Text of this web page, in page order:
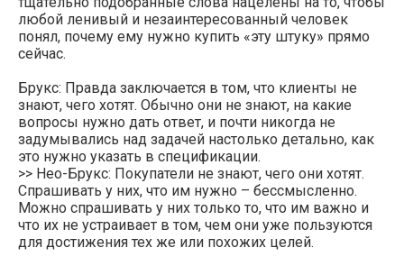
любой ленивый и незаинтересованный человек
понял, почему ему нужно купить «эту штуку» прямо
сейчас.
Брукс: Правда заключается в том, что клиенты не
знают, чего хотят. Обычно они не знают, на какие
вопросы нужно дать ответ, и почти никогда не
задумывались над задачей настолько детально, как
это нужно указать в спецификации.
>> Нео-Брукс: Покупатели не знают, чего они хотят.
Спрашивать у них, что им нужно – бессмысленно.
Можно спрашивать у них только то, что им важно и
что их не устраивает в том, чем они уже пользуются
для достижения тех же или похожих целей.